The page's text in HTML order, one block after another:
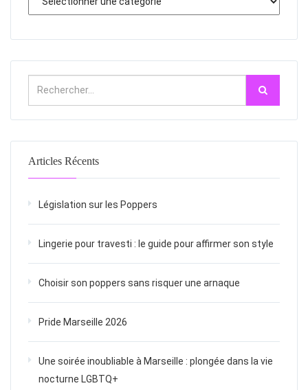
Articles Récents
Législation sur les Poppers
Lingerie pour travesti : le guide pour affirmer son style
Choisir son poppers sans risquer une arnaque
Pride Marseille 2026
Une soirée inoubliable à Marseille : plongée dans la vie
nocturne LGBTQ+